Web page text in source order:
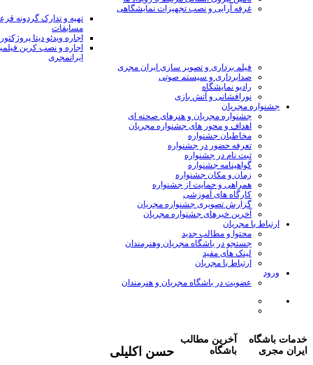
غرفه آرایی و نصب تجهیزات نمایشگاهی
تهیه و تدارک گردونه
مسابقات
اجاره ویدئو دیتا
اجاره و نصب کرین
ایرانمجری
فیلم برداری و تصویر سازی ایران مجری
صدابرداری و سیستم صوتی
رادیو نمایشگاه
نورافشانی و آتش بازی
جشنواره مجریان
جشنواره مجریان و هنرهای صحنه ای
اهداف و محور های جشنواره مجریان
مخاطبان جشنواره
تعرفه حضور در جشنواره
ثبت نام در جشنواره
گواهینامه جشنواره
زمان و مکان جشنواره
همراهی و حمایت از جشنواره
کارگاه های آموزشی
گزارش تصویری جشنواره مجریان
آخرین خبرهای جشنواره مجریان
ارتباط با مجریان
محتوا و مطالب جدید
جستجو در باشگاه مجریان وهنرمندان
لینک های مفید
ارتباط با مجریان
ورود
عضویت در باشگاه مجریان و هنرمندان
​حسن اکلیلی
آخرین مطالب
باشگاه
خدمات باشگاه
ایران مجری